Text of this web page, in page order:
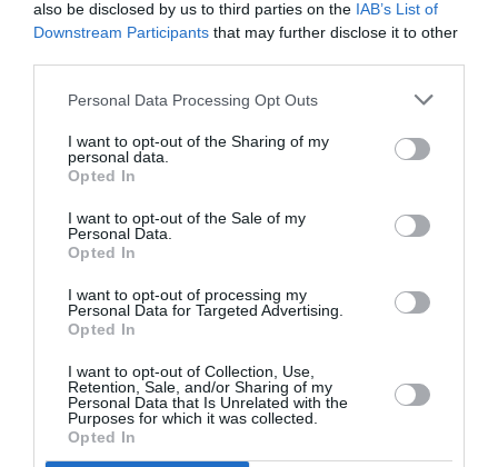
also be disclosed by us to third parties on the IAB’s List of
Downstream Participants that may further disclose it to other
Personal Data Processing Opt Outs
I want to opt-out of the Sharing of my
personal data.
Opted In
I want to opt-out of the Sale of my
Personal Data.
Opted In
I want to opt-out of processing my
Personal Data for Targeted Advertising.
Opted In
I want to opt-out of Collection, Use,
Retention, Sale, and/or Sharing of my
Personal Data that Is Unrelated with the
Purposes for which it was collected.
Opted In
Vous avez apprécié l’article ?
Soutenez-nous, faites un don !
NOUS SOUTENIR
COMMENTAIRE(S)